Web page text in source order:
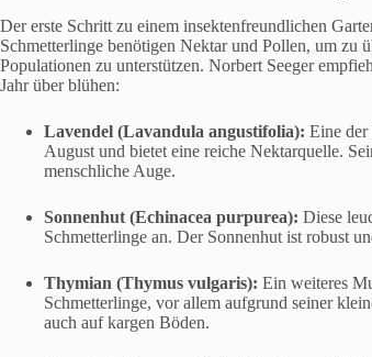
Der erste Schritt zu einem insektenfreundlichen
Schmetterlinge benötigen Nektar und Pollen, um zu
Populationen zu unterstützen. Norbert Seeger
Jahr über blühen:
Lavendel (Lavandula angustifolia): Eine der
August und bietet eine reiche Nektarquelle.
menschliche Auge.
Sonnenhut (Echinacea purpurea): Diese
Schmetterlinge an. Der Sonnenhut ist robust
Thymian (Thymus vulgaris): Ein weiteres
Schmetterlinge, vor allem aufgrund seiner
auch auf kargen Böden.